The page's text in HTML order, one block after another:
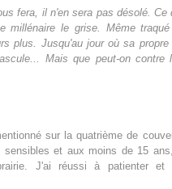
fera, il n'en sera pas désolé. Ce
millénaire le grise. Même
plus. Jusqu'au jour où sa propre
Mais que peut-on contre
sur la quatrième de
sensibles et aux moins de 15
J'ai réussi à patienter et